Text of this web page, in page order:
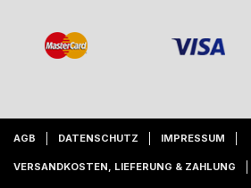
AGB DATENSCHUTZ IMPRESSUM
VERSANDKOSTEN, LIEFERUNG & ZAHLUNG